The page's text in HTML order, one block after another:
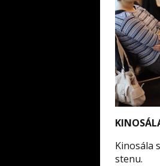
Kinosála
stenu.